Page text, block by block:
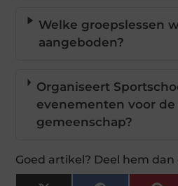
Welke groepslessen
aangeboden?
Organiseert
evenementen voor de
gemeenschap?
Goed artikel? Deel hem dan